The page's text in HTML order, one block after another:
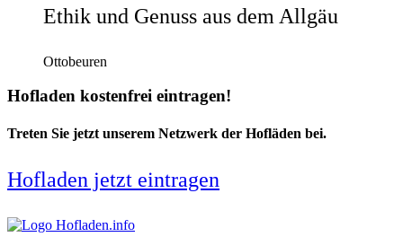
Ethik und Genuss aus dem Allgäu
Ottobeuren
Hofladen kostenfrei eintragen!
Treten Sie jetzt unserem Netzwerk der Hofläden bei.
Hofladen jetzt eintragen